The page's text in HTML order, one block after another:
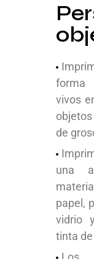
forma
vivos
de
una
papel,
vidrio
tinta